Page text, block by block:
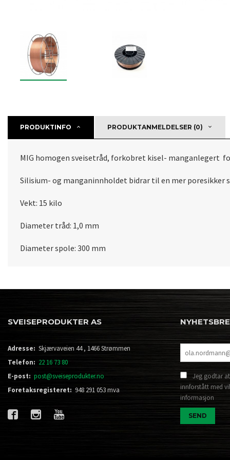
PRODUKTINFO PRODUKTANMELDELSER (0)
MIG homogen sveisetråd, forkobret kisel- manganlegert
Silisium- og manganinnholdet bidrar til en mer poresikker
Vekt: 15 kilo
Diameter tråd: 1,0 mm
Diameter spole: 300 mm
SVEISEPRODUKTER AS
Adresse: Skjærvaveien 44 , 1466 Strømmen
Telefon: 22 16 73 80
E-post: post@sveiseprodukter.no
Foretaksregisteret: 948 291 053 mva
Jeg godtar
innforstått med
informasjon